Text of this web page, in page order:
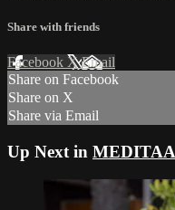
Share with friends
Facebook XEmail
Share on Facebook
Share on X
Share via Email
Up Next in